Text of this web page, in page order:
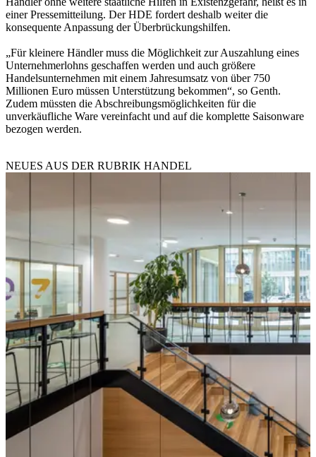
einer Pressemitteilung. Der HDE fordert deshalb weiter die
konsequente Anpassung der Überbrückungshilfen.
„Für kleinere Händler muss die Möglichkeit zur Auszahlung eines
Unternehmerlohns geschaffen werden und auch größere
Handelsunternehmen mit einem Jahresumsatz von über 750
Millionen Euro müssen Unterstützung bekommen“, so Genth.
Zudem müssten die Abschreibungsmöglichkeiten für die
unverkäufliche Ware vereinfacht und auf die komplette Saisonware
bezogen werden.
NEUES AUS DER RUBRIK HANDEL